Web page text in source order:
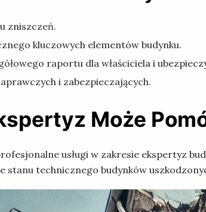
zniszczeń.
kluczowych elementów budynku.
raportu dla właściciela i
i zabezpieczających.
Może
usługi w zakresie ekspertyz
stanu technicznego budynków